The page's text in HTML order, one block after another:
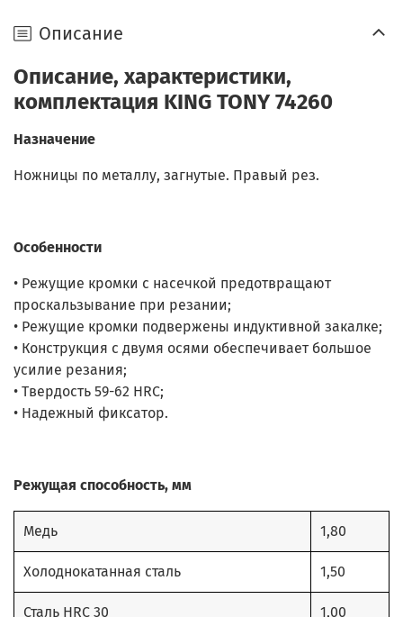
Описание
Описание, характеристики,
комплектация KING TONY 74260
Назначение
Ножницы по металлу, загнутые. Правый рез.
Особенности
• Режущие кромки с насечкой предотвращают
проскальзывание при резании;
• Режущие кромки подвержены индуктивной закалке;
• Конструкция с двумя осями обеспечивает большое
усилие резания;
• Твердость 59-62 HRC;
• Надежный фиксатор.
Режущая способность, мм
Медь 1,80
Холоднокатанная сталь 1,50
Сталь HRC 30 1,00